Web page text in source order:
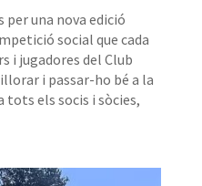
una nova edició
social que cada
i jugadores del Club
i passar-ho bé a la
tots els socis i sòcies,